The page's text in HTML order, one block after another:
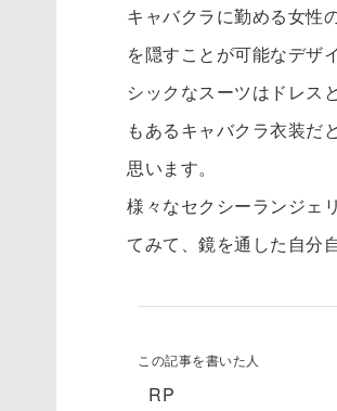
キャバクラに勤める女性
を隠すことが可能なデザ
シックなスーツはドレス
もあるキャバクラ衣装だ
思います。
様々なセクシーランジェ
てみて、鏡を通した自分
この記事を書いた人
RP